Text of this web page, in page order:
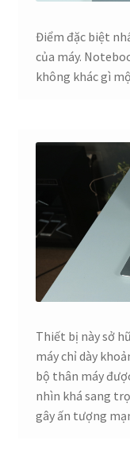
Điểm đặc biệt
của máy.
không khác gì
Thiết bị này sở
máy chỉ dày
bộ thân máy
nhìn khá sang
gây ấn tượng